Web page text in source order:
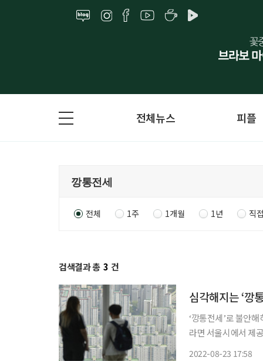
전체뉴스 피플
전체 1주 1개월 1년 직
검색결과 총 3 건
심각해지는 ‘깡
‘깡통전세’로 불안
라면 서울시에서 제공하는 주
2022-08-23 17:58